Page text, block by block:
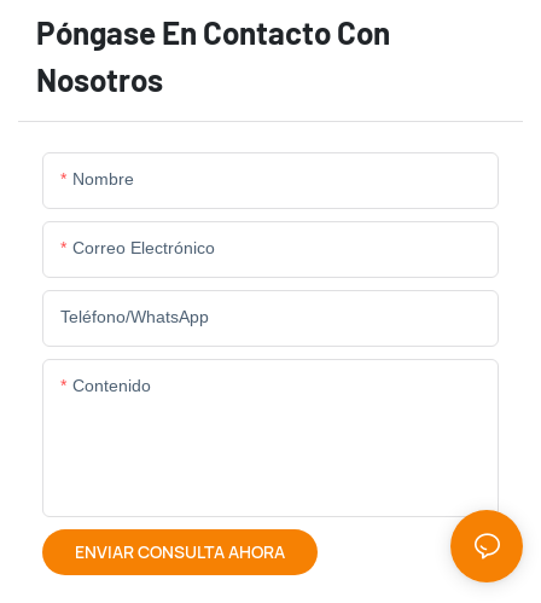
Póngase En Contacto Con
Nosotros
Nombre
Correo Electrónico
Teléfono/WhatsApp
Contenido
ENVIAR CONSULTA AHORA